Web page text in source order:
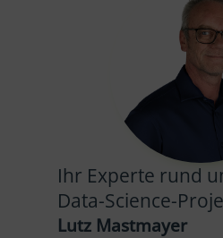
Ihr Experte rund
Data-Science-
Lutz Mastmayer